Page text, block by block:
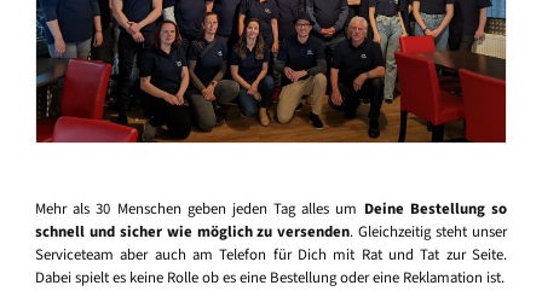
Mehr als 30 Menschen geben jeden Tag alles um Deine Bestellung so
schnell und sicher wie möglich zu versenden. Gleichzeitig steht unser
Serviceteam aber auch am Telefon für Dich mit Rat und Tat zur Seite.
Dabei spielt es keine Rolle ob es eine Bestellung oder eine Reklamation ist.